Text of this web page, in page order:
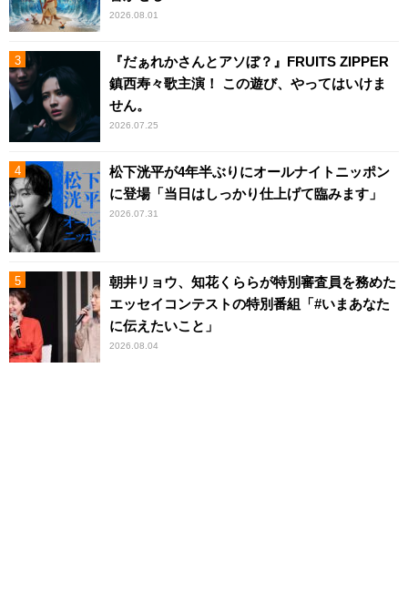
2026.08.01
『だぁれかさんとアソぼ？』FRUITS ZIPPER
鎮西寿々歌主演！ この遊び、やってはいけま
せん。
2026.07.25
松下洸平が4年半ぶりにオールナイトニッポン
に登場「当日はしっかり仕上げて臨みます」
2026.07.31
朝井リョウ、知花くららが特別審査員を務めた
エッセイコンテストの特別番組「#いまあなた
に伝えたいこと」
2026.08.04